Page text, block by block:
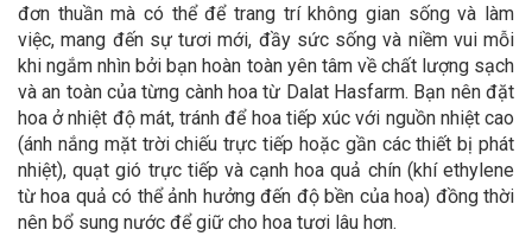
đơn thuần mà có thể để trang trí không gian sống và làm
việc, mang đến sự tươi mới, đầy sức sống và niềm vui mỗi
khi ngắm nhìn bởi bạn hoàn toàn yên tâm về chất lượng sạch
và an toàn của từng cành hoa từ Dalat Hasfarm. Bạn nên đặt
hoa ở nhiệt độ mát, tránh để hoa tiếp xúc với nguồn nhiệt cao
(ánh nắng mặt trời chiếu trực tiếp hoặc gần các thiết bị phát
nhiệt), quạt gió trực tiếp và cạnh hoa quả chín (khí ethylene
từ hoa quả có thể ảnh hưởng đến độ bền của hoa) đồng thời
nên bổ sung nước để giữ cho hoa tươi lâu hơn.